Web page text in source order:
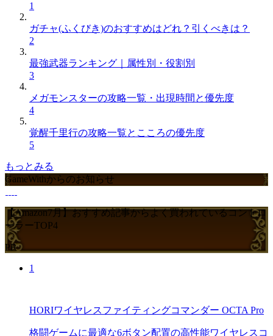
1
ガチャ(ふくびき)のおすすめはどれ？引くべきは？
2
最強武器ランキング｜属性別・役割別
3
メガモンスターの攻略一覧・出現時間と優先度
4
覚醒千里行の攻略一覧とこころの優先度
5
もっとみる
GameWithからのお知らせ
【Amazon7月】おすすめ記事からよく買われているコントロ
ーラーTOP4
PR
1
HORIワイヤレスファイティングコマンダー OCTA Pro
格闘ゲームに最適な6ボタン配置の高性能ワイヤレスコ